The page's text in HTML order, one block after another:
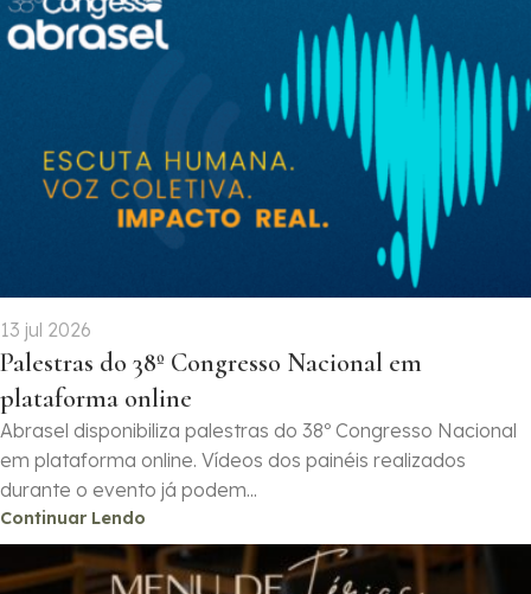
13 jul 2026
Palestras do 38º Congresso Nacional em
plataforma online
Abrasel disponibiliza palestras do 38º Congresso Nacional
em plataforma online. Vídeos dos painéis realizados
durante o evento já podem...
Continuar Lendo